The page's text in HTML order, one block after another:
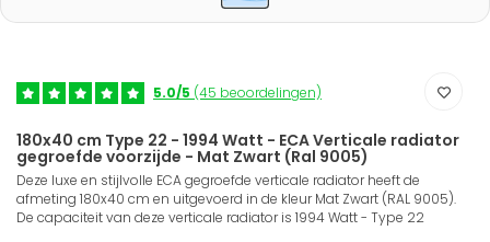
5.0/5 (45 beoordelingen)
180x40 cm Type 22 - 1994 Watt - ECA Verticale radiator
gegroefde voorzijde - Mat Zwart (Ral 9005)
Deze luxe en stijlvolle ECA gegroefde verticale radiator heeft de
afmeting 180x40 cm en uitgevoerd in de kleur Mat Zwart (RAL 9005).
De capaciteit van deze verticale radiator is 1994 Watt - Type 22